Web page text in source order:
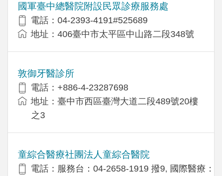
國軍臺中總醫院附設民眾診療服務處
電話：04-2393-4191#525689
地址：406臺中市太平區中山路二段348號
敦御牙醫診所
電話：+886-4-23287698
地址：臺中市西區臺灣大道二段489號20樓
之3
童綜合醫療社團法人童綜合醫院
電話：服務台：04-2658-1919 撥9, 國際醫療：